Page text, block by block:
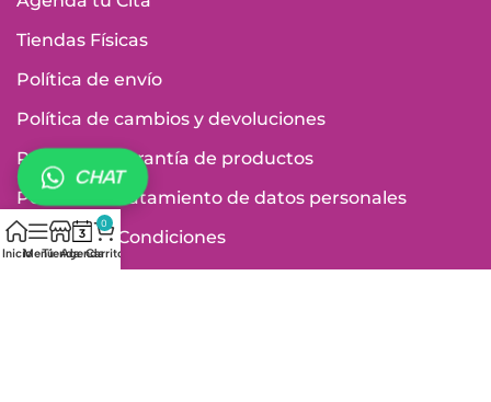
Tiendas Físicas
Política de envío
Política de cambios y devoluciones
Política de garantía de productos
Política de tratamiento de datos personales
Términos y Condiciones
CHAT
InicioMenúTiendaAgenda
0
Carrito